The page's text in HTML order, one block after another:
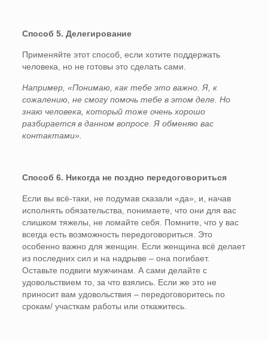
Способ 5. Делегирование
Применяйте этот способ, если хотите поддержать
человека, но не готовы это сделать сами.
Например, «Понимаю, как тебе это важно. Я, к
сожалению, не смогу помочь тебе в этом деле. Но
знаю человека, который тоже очень хорошо
разбирается в данном вопросе. Я обменяю вас
контактами».
Способ 6. Никогда не поздно передоговориться
Если вы всё-таки, не подумав сказали «да», и, начав
исполнять обязательства, понимаете, что они для вас
слишком тяжелы, не ломайте себя. Помните, что у вас
всегда есть возможность передоговориться. Это
особенно важно для женщин. Если женщина всё делает
из последних сил и на надрыве – она погибает.
Оставьте подвиги мужчинам. А сами делайте с
удовольствием то, за что взялись. Если же это не
приносит вам удовольствия – передоговоритесь по
срокам/ участкам работы или откажитесь.